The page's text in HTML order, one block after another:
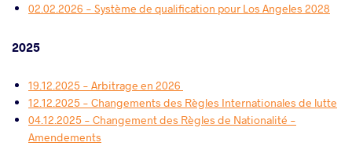
02.02.2026 - Système de qualification pour Los Angeles 2028
2025
19.12.2025 - Arbitrage en 2026 ​
12.12.2025 - Changements des Règles Internationales de lutte
04.12.2025 - Changement des Règles de Nationalité -
Amendements